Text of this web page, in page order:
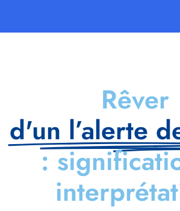
Rêver
d'un l’alerte
: